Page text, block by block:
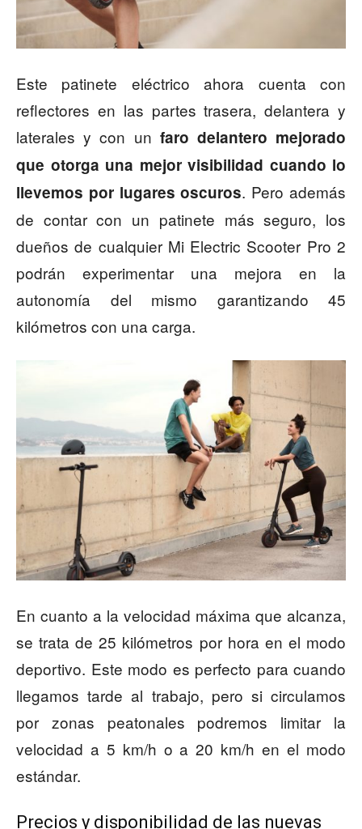
Este patinete eléctrico ahora cuenta con
reflectores en las partes trasera, delantera y
laterales y con un faro delantero mejorado
que otorga una mejor visibilidad cuando lo
llevemos por lugares oscuros. Pero además
de contar con un patinete más seguro, los
dueños de cualquier Mi Electric Scooter Pro 2
podrán experimentar una mejora en la
autonomía del mismo garantizando 45
kilómetros con una carga.
En cuanto a la velocidad máxima que alcanza,
se trata de 25 kilómetros por hora en el modo
deportivo. Este modo es perfecto para cuando
llegamos tarde al trabajo, pero si circulamos
por zonas peatonales podremos limitar la
velocidad a 5 km/h o a 20 km/h en el modo
estándar.
Precios y disponibilidad de las nuevas